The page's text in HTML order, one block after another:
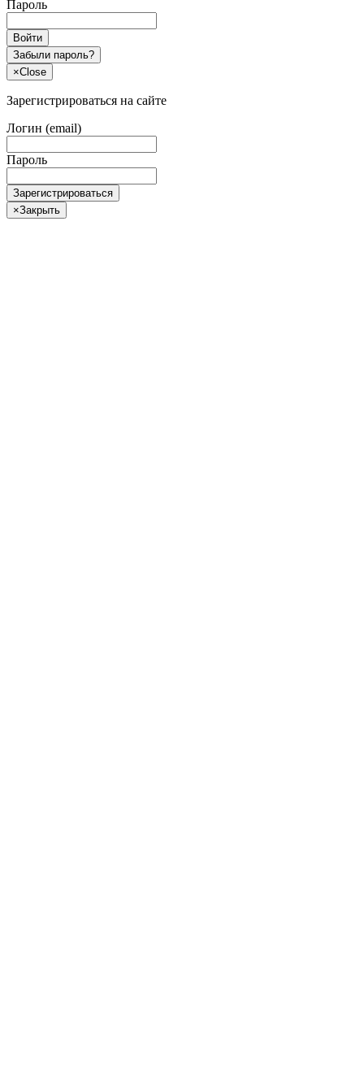
Пароль
Войти
Забыли пароль?
×Close
Зарегистрироваться на сайте
Логин (email)
Пароль
Зарегистрироваться
×Закрыть